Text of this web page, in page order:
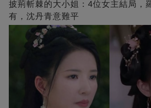
披荊斬棘的大小姐：4位女主結局，
有，沈丹青意難平